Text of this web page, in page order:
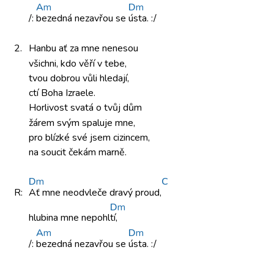
/:
Am
bezedná nezavřou se
Dm
ústa. :/
2. Hanbu aťza mne nenesou
všichni, kdo věří v tebe,
tvou dobrou vůli hledají,
ctí Boha Izraele.
Horlivost svatá o tvůj dům
žárem svým spaluje mne,
pro blízké své jsem cizincem,
na soucitčekám marně.
R:
Dm
Ať mne neodvleče dravýproud,
C
hlubina mne nepohl
Dm
tí,
/:
Am
bezedná nezavřou se
Dm
ústa. :/